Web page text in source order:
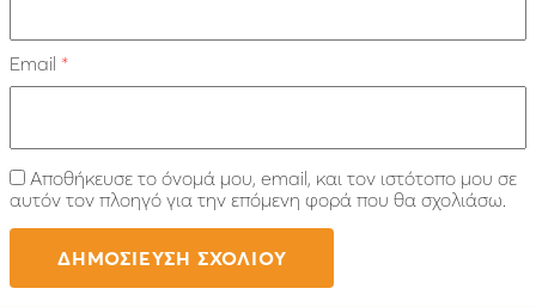
Email *
Αποθήκευσε το όνομά μου, email, και τον ιστότοπο μου σε
αυτόν τον πλοηγό για την επόμενη φορά που θα σχολιάσω.